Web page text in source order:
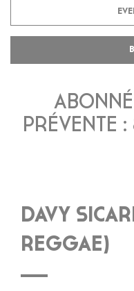
PRÉVENTE
DAVY
REGGAE)